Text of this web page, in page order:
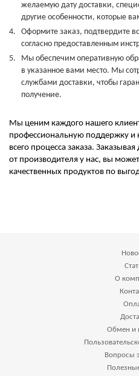
желаемую дату доставки,
другие особенности, которые
Оформите заказ, подтвердите
согласно предоставленным
Мы обеспечим оперативную
в указанное вами место. Мы
службами доставки, чтобы
получение.
Мы ценим каждого нашего
профессиональную поддержку и
всего процесса заказа.
от производителя у нас, вы
качественных продуктов по
О
Обмен и
Вопросы